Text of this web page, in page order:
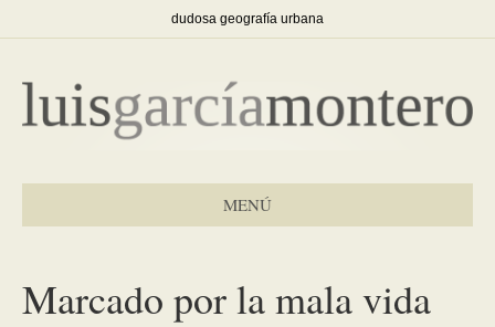
dudosa geografía urbana
MENÚ
Marcado por la mala vida